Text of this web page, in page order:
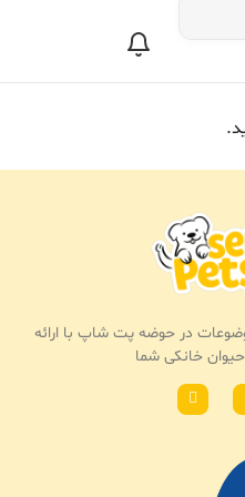
در حوضه پت شاپ با ارائه
خانکی شما